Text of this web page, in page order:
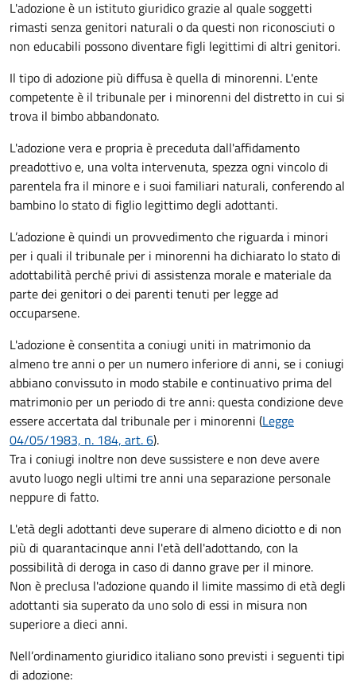
L'adozione è un istituto giuridico grazie al quale soggetti
rimasti senza genitori naturali o da questi non riconosciuti o
non educabili possono diventare figli legittimi di altri genitori.
Il tipo di adozione più diffusa è quella di minorenni. L'ente
competente è il tribunale per i minorenni del distretto in cui si
trova il bimbo abbandonato.
L'adozione vera e propria è preceduta dall'affidamento
preadottivo e, una volta intervenuta, spezza ogni vincolo di
parentela fra il minore e i suoi familiari naturali, conferendo al
bambino lo stato di figlio legittimo degli adottanti.
L’adozione è quindi un provvedimento che riguarda i minori
per i quali il tribunale per i minorenni ha dichiarato lo stato di
adottabilità perché privi di assistenza morale e materiale da
parte dei genitori o dei parenti tenuti per legge ad
occuparsene.
L'adozione è consentita a coniugi uniti in matrimonio da
almeno tre anni o per un numero inferiore di anni, se i coniugi
abbiano convissuto in modo stabile e continuativo prima del
matrimonio per un periodo di tre anni: questa condizione deve
essere accertata dal tribunale per i minorenni (Legge
04/05/1983, n. 184, art. 6).
Tra i coniugi inoltre non deve sussistere e non deve avere
avuto luogo negli ultimi tre anni una separazione personale
neppure di fatto.
L'età degli adottanti deve superare di almeno diciotto e di non
più di quarantacinque anni l'età dell'adottando, con la
possibilità di deroga in caso di danno grave per il minore.
Non è preclusa l'adozione quando il limite massimo di età degli
adottanti sia superato da uno solo di essi in misura non
superiore a dieci anni.
Nell’ordinamento giuridico italiano sono previsti i seguenti tipi
di adozione: